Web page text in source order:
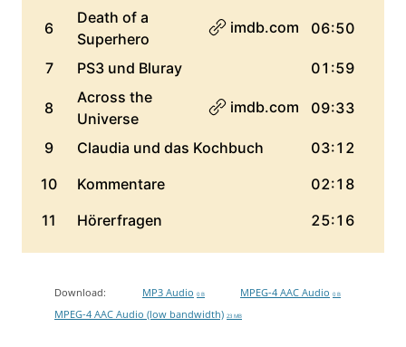
Download: MP3 Audio 0 B MPEG-4 AAC Audio 0 B
MPEG-4 AAC Audio (low bandwidth) 23 MB